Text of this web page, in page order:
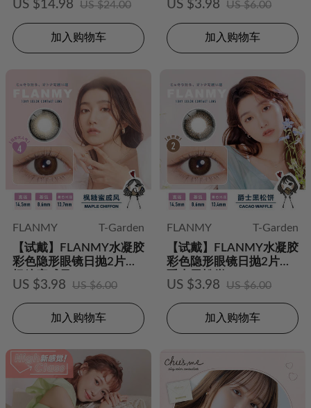
US $14.98 US $24.00
加入购物车
US $3.98 US $6.00
加入购物车
FLANMY
T-Garden
【试戴】FLANMY水凝胶
彩色隐形眼镜日抛2片装-
枫糖蜜戚风
US $3.98 US $6.00
加入购物车
FLANMY
T-Garden
【试戴】FLANMY水凝胶
彩色隐形眼镜日抛2片装-
爵士黑松饼
US $3.98 US $6.00
加入购物车